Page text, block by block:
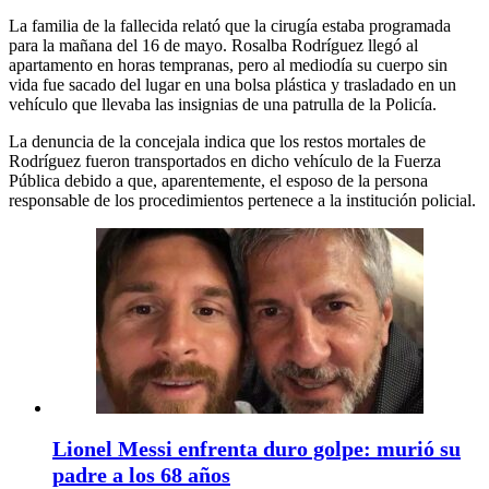
La familia de la fallecida relató que la cirugía estaba programada
para la mañana del 16 de mayo. Rosalba Rodríguez llegó al
apartamento en horas tempranas, pero al mediodía su cuerpo sin
vida fue sacado del lugar en una bolsa plástica y trasladado en un
vehículo que llevaba las insignias de una patrulla de la Policía.
La denuncia de la concejala indica que los restos mortales de
Rodríguez fueron transportados en dicho vehículo de la Fuerza
Pública debido a que, aparentemente, el esposo de la persona
responsable de los procedimientos pertenece a la institución policial.
Lionel Messi enfrenta duro golpe: murió su
padre a los 68 años